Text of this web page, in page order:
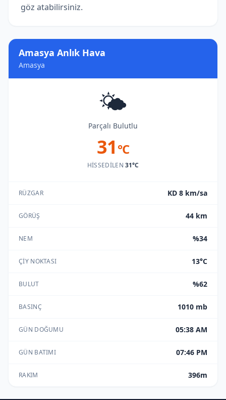
Amasya Anlık Hava
Amasya
🌤️
Parçalı Bulutlu
31 °C
HISSEDILEN31°C
RÜZGAR KD 8 km/sa
GÖRÜŞ 44 km
NEM %34
ÇIY NOKTASI 13°C
BULUT %62
BASINÇ 1010 mb
GÜN DOĞUMU 05:38 AM
GÜN BATIMI 07:46 PM
RAKIM 396m
göz atabilirsiniz.